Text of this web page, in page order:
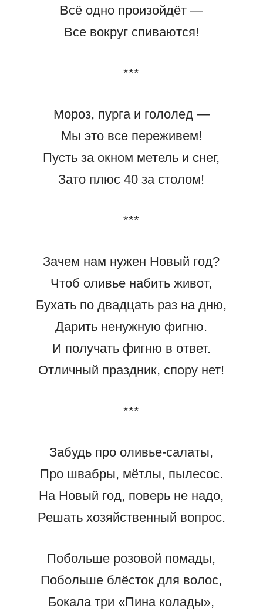
Всё одно произойдёт —
Все вокруг спиваются!
***
Мороз, пурга и гололед —
Мы это все переживем!
Пусть за окном метель и снег,
Зато плюс 40 за столом!
***
Зачем нам нужен Новый год?
Чтоб оливье набить живот,
Бухать по двадцать раз на дню,
Дарить ненужную фигню.
И получать фигню в ответ.
Отличный праздник, спору нет!
***
Забудь про оливье-салаты,
Про швабры, мётлы, пылесос.
На Новый год, поверь не надо,
Решать хозяйственный вопрос.
Побольше розовой помады,
Побольше блёсток для волос,
Бокала три «Пина колады»,